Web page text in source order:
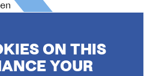
ON THIS
YOUR